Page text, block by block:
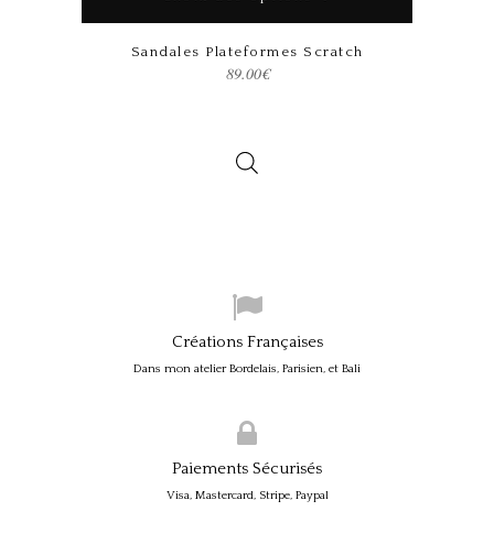
Ce produit a plusieurs variations. Les options peuvent être choisies sur la page du produit
Sandales Plateformes Scratch
89.00€
Créations Françaises
Dans mon atelier Bordelais, Parisien, et Bali
Paiements Sécurisés
Visa, Mastercard, Stripe, Paypal